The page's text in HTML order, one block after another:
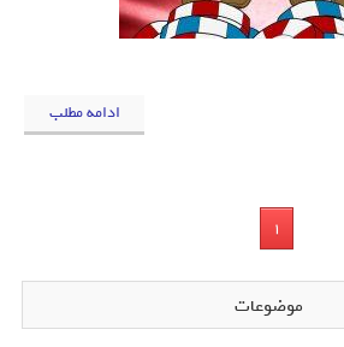
ادامه مطلب
1
موضوعات